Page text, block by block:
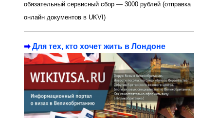
обязательный сервисный сбор — 3000 рублей (отправка
онлайн документов в UKVI)
➡Для тех, кто хочет жить в Лондоне